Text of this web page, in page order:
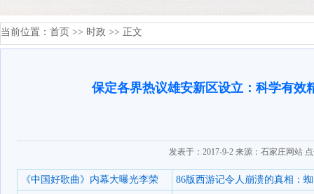
当前位置： 首页 >> 时政 >> 正文
保定各界热议雄安新区设立：科学有效
发表于：2017-9-2 来源：石家庄网站
《中国好歌曲》内幕大曝光李荣
86版西游记令人崩溃的真相：蜘